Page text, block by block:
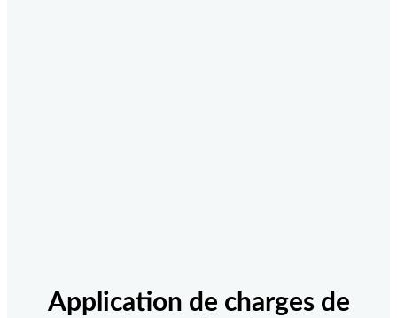
Application de charges de